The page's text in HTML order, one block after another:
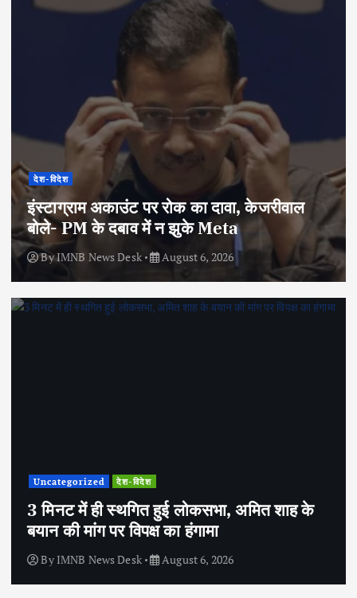
देश-विदेश
इंस्टाग्राम अकाउंट पर रोक का दावा, केजरीवाल
बोले- PM के दबाव में न झुके Meta
ByIMNB News Desk August 6, 2026
Uncategorized देश-विदेश
3 मिनट में ही स्थगित हुई लोकसभा, अमित शाह के
बयान की मांग पर विपक्ष का हंगामा
By IMNB News Desk August 6, 2026